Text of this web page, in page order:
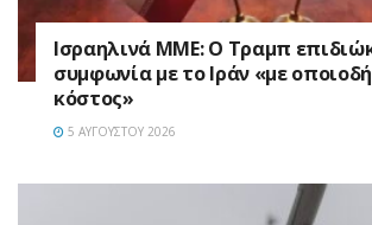
Ισραηλινά ΜΜΕ: Ο Τραμπ
συμφωνία με το Ιράν «με
κόστος»
5 ΑΥΓΟΎΣΤΟΥ 2026